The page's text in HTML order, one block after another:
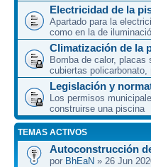
Electricidad de la
Apartado para la
como en la de
Climatización de la
Bomba de calor,
cubiertas policarbonato,
Legislación y
Los permisos
construirse una piscina
TEMAS ACTIVOS
Autoconstrucción
por BhEaN » 26 Jun